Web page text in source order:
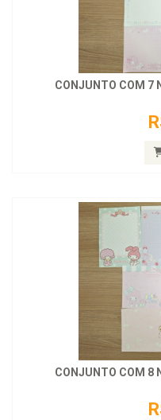
CONJUNTO COM 7
CONJUNTO COM 8